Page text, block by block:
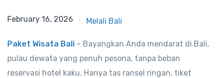
February 16, 2026 Melali Bali
Paket Wisata Bali – Bayangkan Anda mendarat di Bali,
pulau dewata yang penuh pesona, tanpa beban
reservasi hotel kaku. Hanya tas ransel ringan, tiket